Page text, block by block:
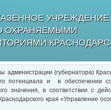
ОХРАНЯЕМЫМИ
администрации (губернатора)
потенциала и в обеспечении
значения, в соответствии с
края «Управление